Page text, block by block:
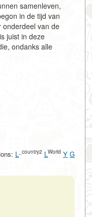
samenleven,
in de tijd van
onderdeel van de
juist in deze
ondanks alle
L _country2 L World Y G